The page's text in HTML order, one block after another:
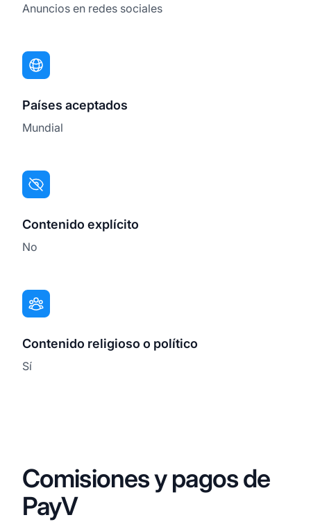
Anuncios en redes sociales
Países aceptados
Mundial
Contenido explícito
No
Contenido religioso o político
Sí
Comisiones y pagos de
PayV